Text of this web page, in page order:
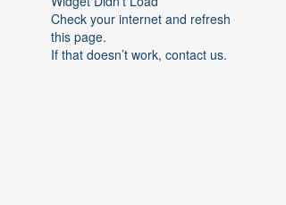
Check your internet and refresh
this page.
If that doesn’t work, contact us.